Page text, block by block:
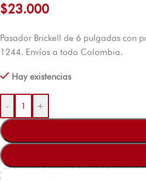
$23.000
Pasador Brickell de 6 pulgadas con
1244. Envíos a todo Colombia.
Hay existencias
- +